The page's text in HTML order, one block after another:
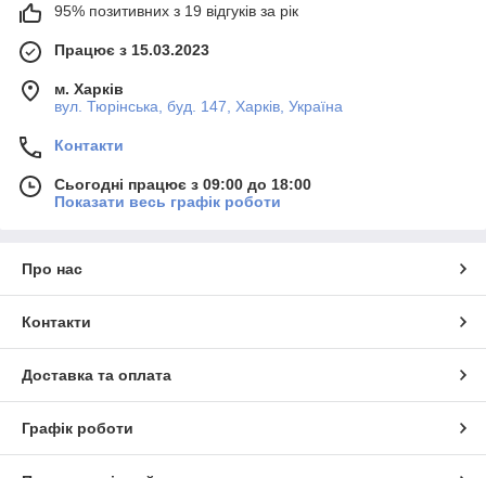
95% позитивних з 19 відгуків за рік
Працює з 15.03.2023
м. Харків
вул. Тюрінська, буд. 147, Харків, Україна
Контакти
Сьогодні працює з 09:00 до 18:00
Показати весь графік роботи
Про нас
Контакти
Доставка та оплата
Графік роботи